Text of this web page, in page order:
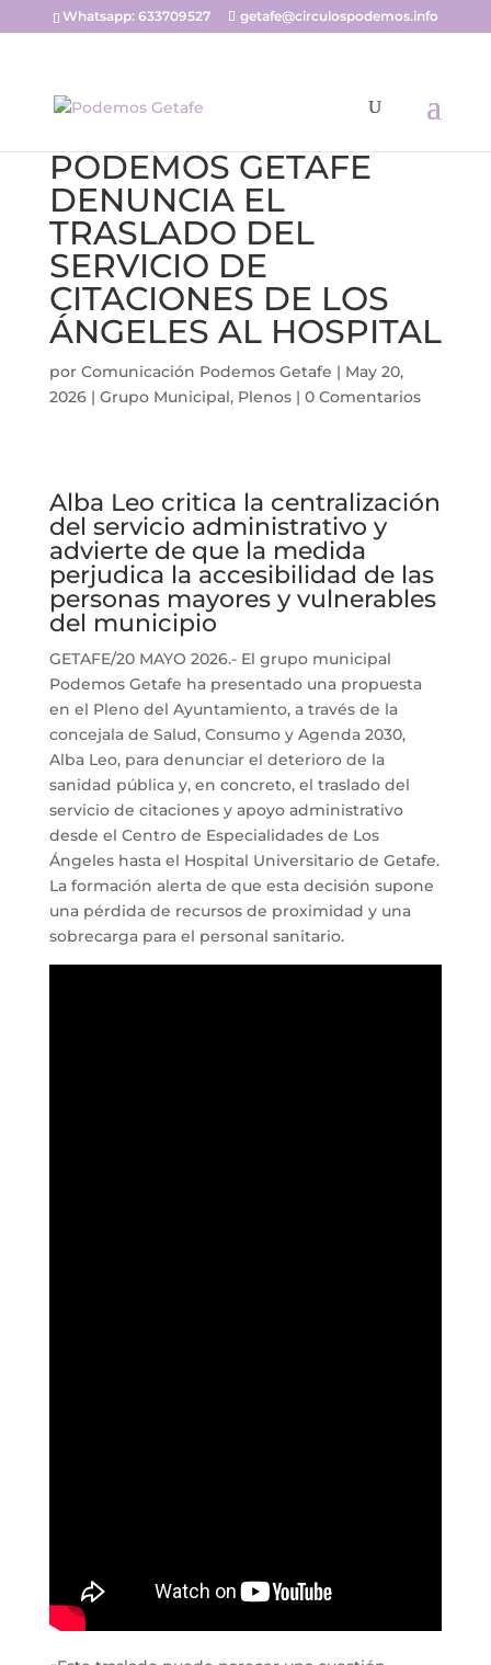
Whatsapp: 633709527 getafe@circulospodemos.info
PODEMOS GETAFE
DENUNCIA EL
TRASLADO DEL
SERVICIO DE
CITACIONES DE LOS
ÁNGELES AL HOSPITAL
por Comunicación Podemos Getafe | May 20,
2026| Grupo Municipal, Plenos| 0 Comentarios
Alba Leo critica la centralización
del servicio administrativo y
advierte de que la medida
perjudica la accesibilidad de las
personas mayores y vulnerables
del municipio
GETAFE/20 MAYO 2026.- El grupo municipal
Podemos Getafe ha presentado una propuesta
en el Pleno del Ayuntamiento, a través de la
concejala de Salud, Consumo y Agenda 2030,
Alba Leo, para denunciar el deterioro de la
sanidad pública y, en concreto, el traslado del
servicio de citaciones y apoyo administrativo
desde el Centro de Especialidades de Los
Ángeles hasta el Hospital Universitario de Getafe.
La formación alerta de que esta decisión supone
una pérdida de recursos de proximidad y una
sobrecarga para el personal sanitario.